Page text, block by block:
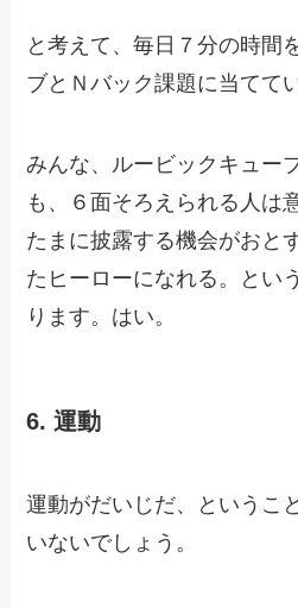
と考えて、毎日７分の時間
ブとＮバック課題に当てて
みんな、ルービックキュー
も、６面そろえられる人は
たまに披露する機会がおと
たヒーローになれる。とい
ります。はい。
6. 運動
運動がだいじだ、というこ
いないでしょう。